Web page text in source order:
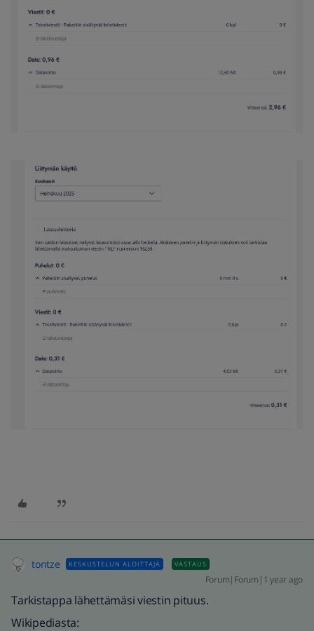
tontze KESKUSTELUN ALOITTAJA VASTAUS
Forum|Forum|1 year ago
Tarkistappa lähettämäsi viestin pituus.
Wikipediasta: